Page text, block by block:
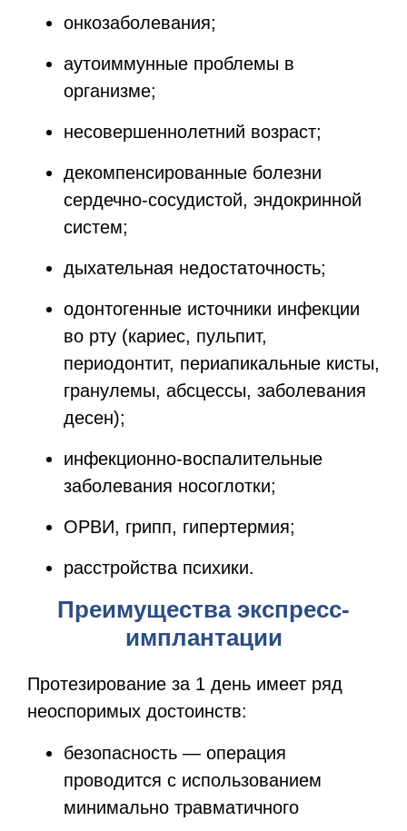
онкозаболевания;
аутоиммунные проблемы в
организме;
несовершеннолетний возраст;
декомпенсированные болезни
сердечно-сосудистой, эндокринной
систем;
дыхательная недостаточность;
одонтогенные источники инфекции
во рту (кариес, пульпит,
периодонтит, периапикальные кисты,
гранулемы, абсцессы, заболевания
десен);
инфекционно-воспалительные
заболевания носоглотки;
ОРВИ, грипп, гипертермия;
расстройства психики.
Преимущества экспресс-
имплантации
Протезирование за 1 день имеет ряд
неоспоримых достоинств:
безопасность — операция
проводится с использованием
минимально травматичного